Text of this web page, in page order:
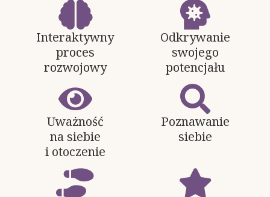
Interaktywny
proces
rozwojowy
Odkrywanie
swojego
potencjału
Uważność
na siebie
i otoczenie
Poznawanie
siebie